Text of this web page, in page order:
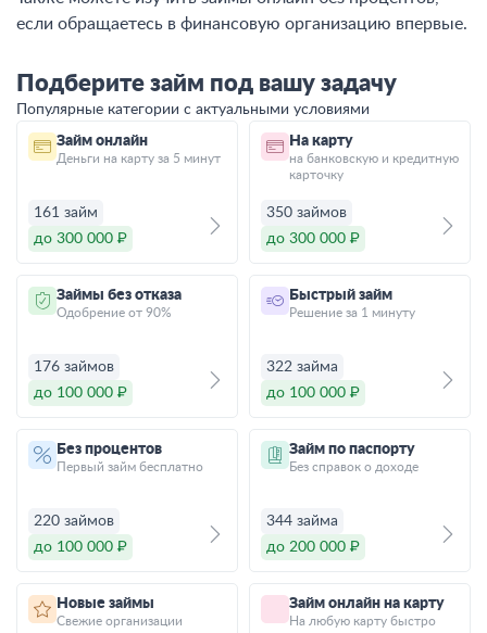
если обращаетесь в финансовую организацию впервые.
Подберите займ под вашу задачу
Популярные категории с актуальными условиями
Займ онлайн
Деньги на карту за 5 минут
161 займ
до 300 000 ₽
На карту
на банковскую и кредитную
карточку
350 займов
до 300 000 ₽
Займы без отказа
Одобрение от 90%
176 займов
до 100 000 ₽
Быстрый займ
Решение за 1 минуту
322 займа
до 100 000 ₽
Без процентов
Первый займ бесплатно
220 займов
до 100 000 ₽
Займ по паспорту
Без справок о доходе
344 займа
до 200 000 ₽
Новые займы
Свежие организации
Займ онлайн на карту
На любую карту быстро